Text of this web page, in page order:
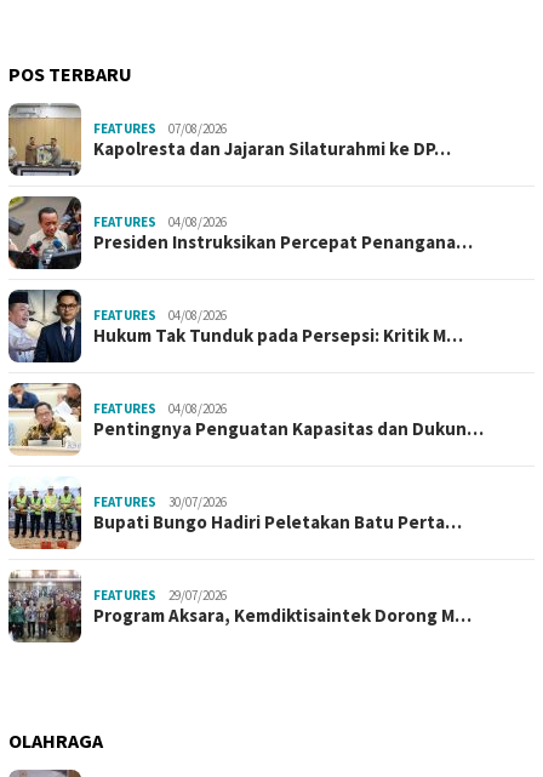
POS TERBARU
FEATURES 07/08/2026
Kapolresta dan Jajaran Silaturahmi ke DP…
FEATURES 04/08/2026
Presiden Instruksikan Percepat Penangana…
FEATURES 04/08/2026
Hukum Tak Tunduk pada Persepsi: Kritik M…
FEATURES 04/08/2026
Pentingnya Penguatan Kapasitas dan Dukun…
FEATURES 30/07/2026
Bupati Bungo Hadiri Peletakan Batu Perta…
FEATURES 29/07/2026
Program Aksara, Kemdiktisaintek Dorong M…
OLAHRAGA